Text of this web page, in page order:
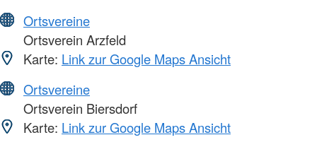
Ortsvereine
Ortsverein Arzfeld
Karte: Link zur Google Maps Ansicht
Ortsvereine
Ortsverein Biersdorf
Karte: Link zur Google Maps Ansicht